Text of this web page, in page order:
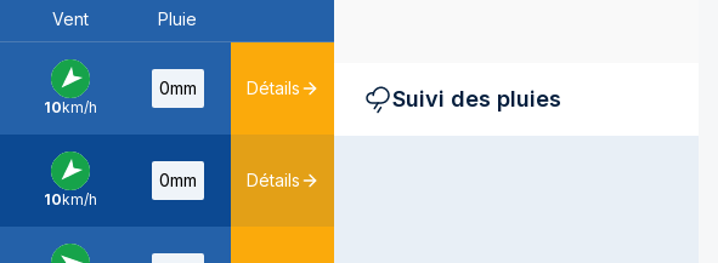
Vent Pluie
NE -
10km/h
0mm Détails
NE -
10km/h
0mm Détails
Suivi des pluies